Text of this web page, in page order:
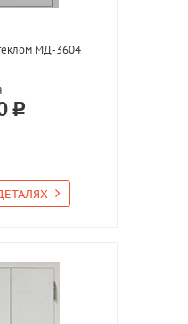
МД-3604